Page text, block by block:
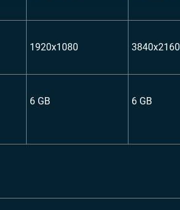
1920x1080 3840x2160
6 GB 6 GB